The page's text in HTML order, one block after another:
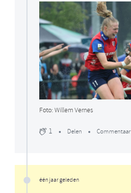
Foto: Willem Vernes
1 Delen Commentaar
één jaar geleden